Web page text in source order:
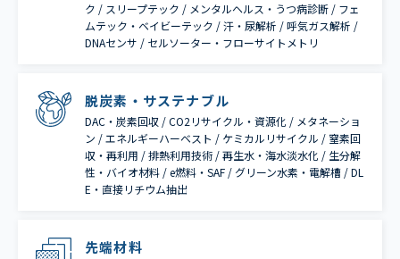
ク / スリープテック / メンタルヘルス・うつ病診断 / フェ
ムテック・ベイビーテック / 汗・尿解析 / 呼気ガス解析 /
DNAセンサ / セルソーター・フローサイトメトリ
脱炭素・サステナブル
DAC・炭素回収 / CO2リサイクル・資源化 / メタネーショ
ン / エネルギーハーベスト / ケミカルリサイクル / 窒素回
収・再利用 / 排熱利用技術 / 再生水・海水淡水化 / 生分解
性・バイオ材料 / e燃料・SAF / グリーン水素・電解槽 / DL
E・直接リチウム抽出
先端材料